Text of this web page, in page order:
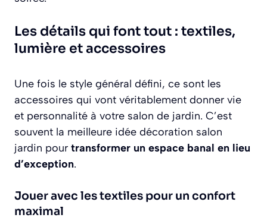
Les détails qui font tout : textiles,
lumière et accessoires
Une fois le style général défini, ce sont les
accessoires qui vont véritablement donner vie
et personnalité à votre salon de jardin. C’est
souvent la meilleure idée décoration salon
jardin pour transformer un espace banal en lieu
d’exception.
Jouer avec les textiles pour un confort
maximal